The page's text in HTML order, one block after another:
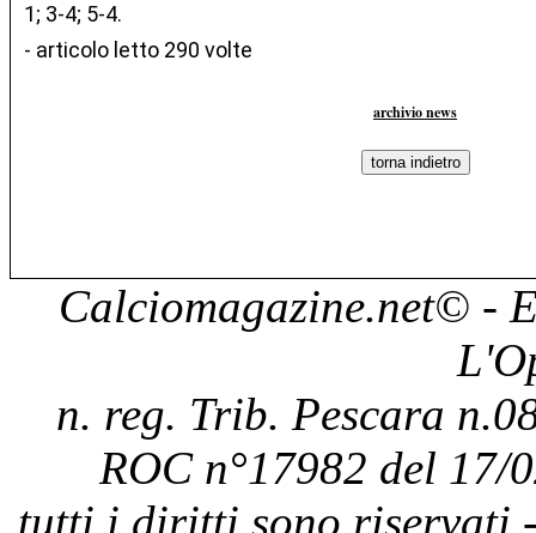
1; 3-4; 5-4.
- articolo letto 290 volte
archivio news
Calciomagazine.net© -
n. reg. Trib. Pescara
ROC n°17982 del 17/
tutti i diritti sono riservati